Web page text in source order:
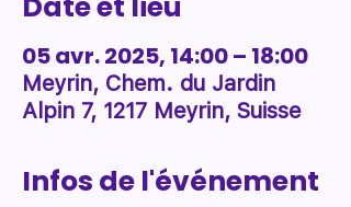
05 avr. 2025, 14:00 – 18:00
Meyrin, Chem. du Jardin
Alpin 7, 1217 Meyrin, Suisse
Infos de l'événement